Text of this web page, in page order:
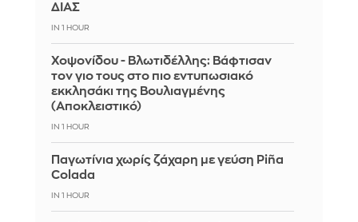
ΔΙΑΣ
IN 1 HOUR
Χοψονίδου - Βλωτιδέλλης: Βάφτισαν
τον γιο τους στο πιο εντυπωσιακό
εκκλησάκι της Βουλιαγμένης
(Αποκλειστικό)
IN 1 HOUR
Παγωτίνια χωρίς ζάχαρη με γεύση Piña
Colada
IN 1 HOUR